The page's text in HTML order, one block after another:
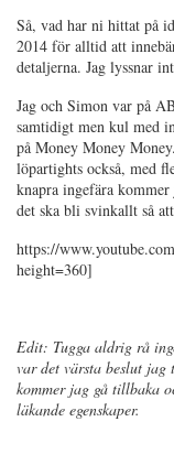
Så, vad har ni hittat på
2014 för alltid att
detaljerna. Jag lyssnar
Jag och Simon var på
samtidigt men kul med
på Money Money
löpartights också, med
knapra ingefära
det ska bli svinkallt så
https://
height=360]
Edit: Tugga aldrig rå
var det värsta beslut
kommer jag gå tillbaka
läkande egenskaper.